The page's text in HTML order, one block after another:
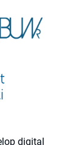
digital